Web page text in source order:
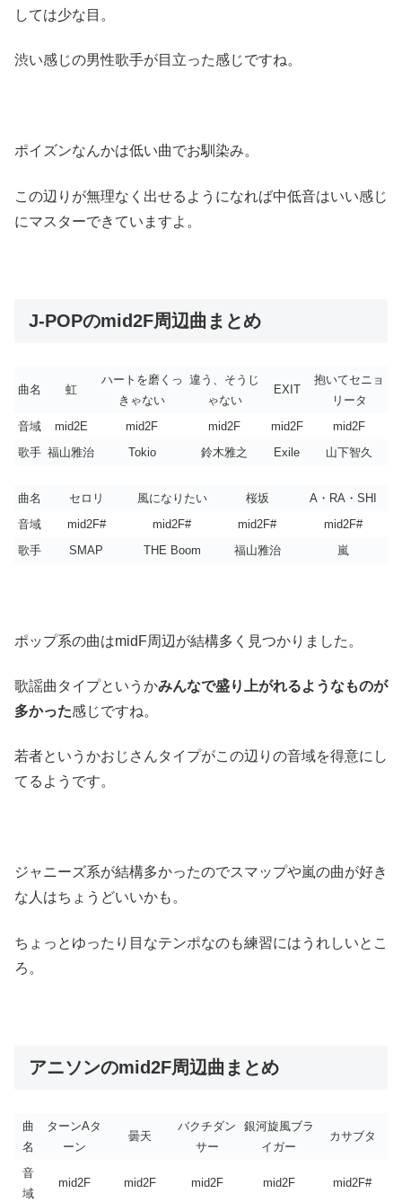
しては少な目。
渋い感じの男性歌手が目立った感じですね。
ポイズンなんかは低い曲でお馴染み。
この辺りが無理なく出せるようになれば中低音はいい感じ
にマスターできていますよ。
J-POPのmid2F周辺曲まとめ
曲名 虹
ハートを磨くっ
きゃない
違う、そうじ
ゃない
EXIT
抱いてセニョ
リータ
音域
mid2E mid2F mid2F mid2F
mid2F
歌手 福山雅治 Tokio 鈴木雅之 Exile 山下智久
曲名 セロリ 風になりたい 桜坂
A・RA・SHI
音域
mid2F# mid2F# mid2F#
mid2F#
歌手
SMAP THE Boom 福山雅治 嵐
ポップ系の曲はmidF周辺が結構多く見つかりました。
歌謡曲タイプというかみんなで盛り上がれるようなものが
多かった感じですね。
若者というかおじさんタイプがこの辺りの音域を得意にし
てるようです。
ジャニーズ系が結構多かったのでスマップや嵐の曲が好き
な人はちょうどいいかも。
ちょっとゆったり目なテンポなのも練習にはうれしいとこ
ろ。
アニソンのmid2F周辺曲まとめ
曲
名
ターンAタ
ーン
曇天
バクチダン
サー
銀河旋風ブラ
イガー
カサブタ
音
域
mid2F mid2F mid2F mid2F mid2F#